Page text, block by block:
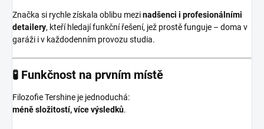
Značka si rychle získala oblibu mezinadšenci i profesionálními
detailery, kteří hledají funkční řešení, jež prostě funguje – doma v
garáži i v každodenním provozu studia.
🧪 Funkčnost na prvním místě
Filozofie Tershine je jednoduchá:
méně složitostí, více výsledků.